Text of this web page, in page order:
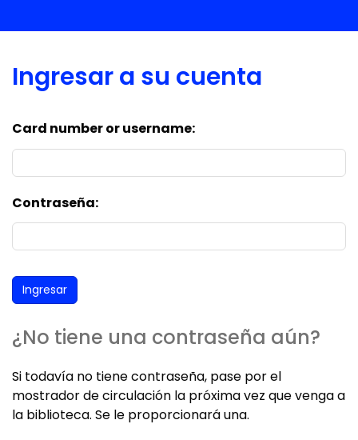
Ingresar a su cuenta
Card number or username:
Contraseña:
¿No tiene una contraseña aún?
Si todavía no tiene contraseña, pase por el
mostrador de circulación la próxima vez que venga a
la biblioteca. Se le proporcionará una.